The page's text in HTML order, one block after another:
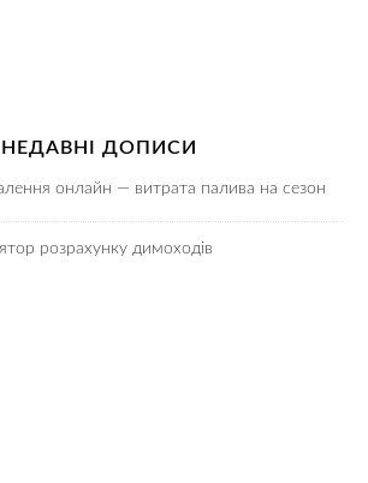
НЕДАВНІ ДОПИСИ
онлайн — витрата палива на сезон
розрахунку димоходів